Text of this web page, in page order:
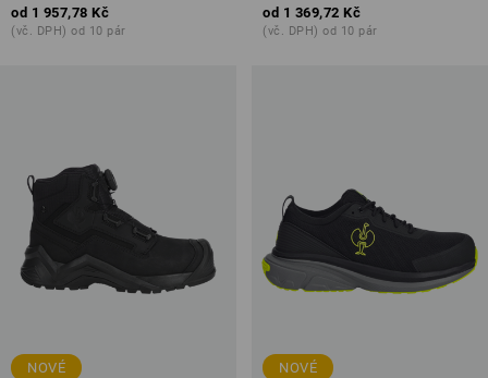
od 1 957,78 Kč
(vč. DPH) od 10 pár
od 1 369,72 Kč
(vč. DPH) od 10 pár
NOVÉ NOVÉ